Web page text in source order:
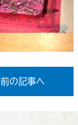
前の記事へ